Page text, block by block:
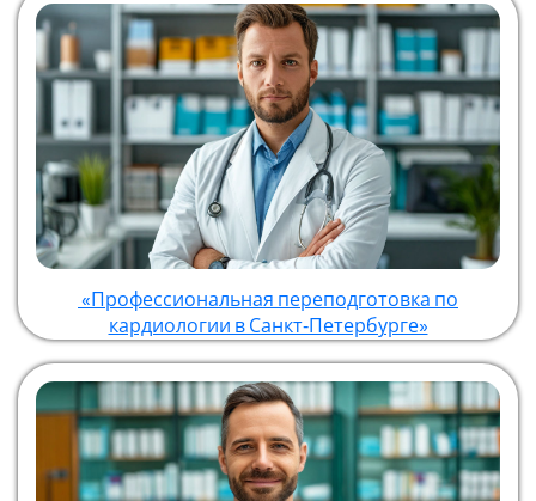
«Профессиональная переподготовка по
кардиологии в Санкт‑Петербурге»